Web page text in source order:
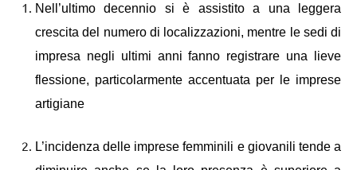
Nell’ultimo decennio si è assistito a una leggera
crescita del numero di localizzazioni, mentre le sedi di
impresa negli ultimi anni fanno registrare una lieve
flessione, particolarmente accentuata per le imprese
artigiane
L’incidenza delle imprese femminili e giovanili tende a